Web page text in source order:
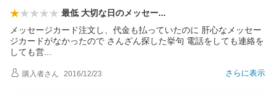
最低 大切な日のメッセー
メッセージカード注文し、代金も払っていたのに 肝心なメッセー
ジカードがなかったので さんざん探した挙句 電話をしても連絡を
しても営
さらに表示
購入者さん 2016/12/23